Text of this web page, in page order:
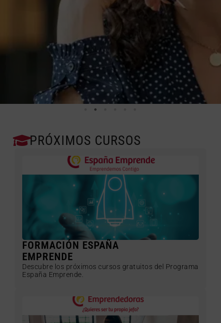
PRÓXIMOS CURSOS
FORMACIÓN ESPAÑA
EMPRENDE
Descubre los próximos cursos gratuitos del Programa
España Emprende.